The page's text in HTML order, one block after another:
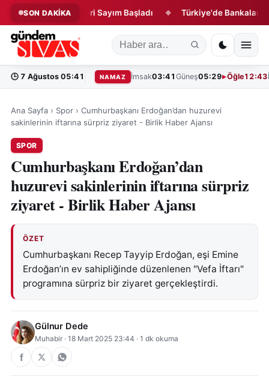
SON DAKİKA
Projede Geri Sayım Başladı ◆ Türkiye'de Bankalara Borçlu
🕒 7 Ağustos 05:41 NAMAZ İmsak03:41 Güneş05:29 Öğle12:43
Ana Sayfa › Spor › Cumhurbaşkanı Erdoğan’dan huzurevi
sakinlerinin iftarına sürpriz ziyaret - Birlik Haber Ajansı
SPOR
Cumhurbaşkanı Erdoğan’dan
huzurevi sakinlerinin iftarına sürpriz
ziyaret - Birlik Haber Ajansı
ÖZET
Cumhurbaşkanı Recep Tayyip Erdoğan, eşi Emine
Erdoğan’ın ev sahipliğinde düzenlenen "Vefa İftarı"
programına sürpriz bir ziyaret gerçekleştirdi.
Gülnur Dede
Muhabir · 18 Mart 2025 23:44 · 1 dk okuma